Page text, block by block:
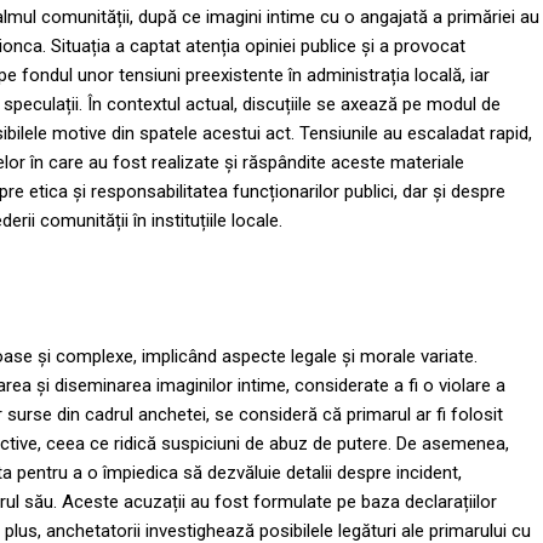
comunității, după ce imagini intime cu o angajată a primăriei au
Situația a captat atenția opiniei publice și a provocat
fondul unor tensiuni preexistente în administrația locală, iar
În contextul actual, discuțiile se axează pe modul de
motive din spatele acestui act. Tensiunile au escaladat rapid,
în care au fost realizate și răspândite aceste materiale
etica și responsabilitatea funcționarilor publici, dar și despre
comunității în instituțiile locale.
și complexe, implicând aspecte legale și morale variate.
și diseminarea imaginilor intime, considerate a fi o violare a
din cadrul anchetei, se consideră că primarul ar fi folosit
ceea ce ridică suspiciuni de abuz de putere. De asemenea,
pentru a o împiedica să dezvăluie detalii despre incident,
său. Aceste acuzații au fost formulate pe baza declarațiilor
anchetatorii investighează posibilele legături ale primarului cu